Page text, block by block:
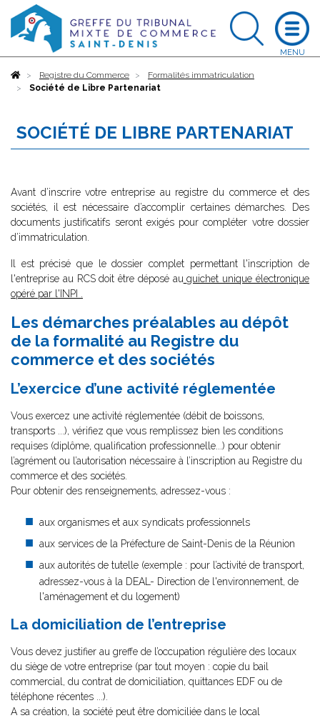
AccueilRegistre du Commerce
Formalités immatriculation
Société de Libre Partenariat
SOCIÉTÉ DE LIBRE PARTENARIAT
Avant d’inscrire votre entreprise au registre du commerce et des
sociétés, il est nécessaire d’accomplir certaines démarches. Des
documents justificatifs seront exigés pour compléter votre dossier
d’immatriculation.
Il est précisé que le dossier complet permettant l'inscription de
l'entreprise au RCS doit être déposé au guichet unique électronique
opéré par l'INPI
Les démarches préalables au dépôt
de la formalité au Registre du
commerce et des sociétés
L’exercice d’une activité réglementée
Vous exercez une activité réglementée (débit de boissons,
transports ...), vérifiez que vous remplissez bien les conditions
requises (diplôme, qualification professionnelle...) pour obtenir
l’agrément ou l’autorisation nécessaire à l’inscription au Registre du
commerce et des sociétés.
Pour obtenir des renseignements, adressez-vous :
aux organismes et aux syndicats professionnels
aux services de la Préfecture de Saint-Denis de la Réunion
aux autorités de tutelle (exemple : pour l’activité de transport,
adressez-vous à la DEAL- Direction de l'environnement, de
l'aménagement et du logement)
La domiciliation de l’entreprise
Vous devez justifier au greffe de l’occupation régulière des locaux
du siège de votre entreprise (par tout moyen : copie du bail
commercial, du contrat de domiciliation, quittances EDF ou de
téléphone récentes ...).
A sa création, la société peut être domiciliée dans le local